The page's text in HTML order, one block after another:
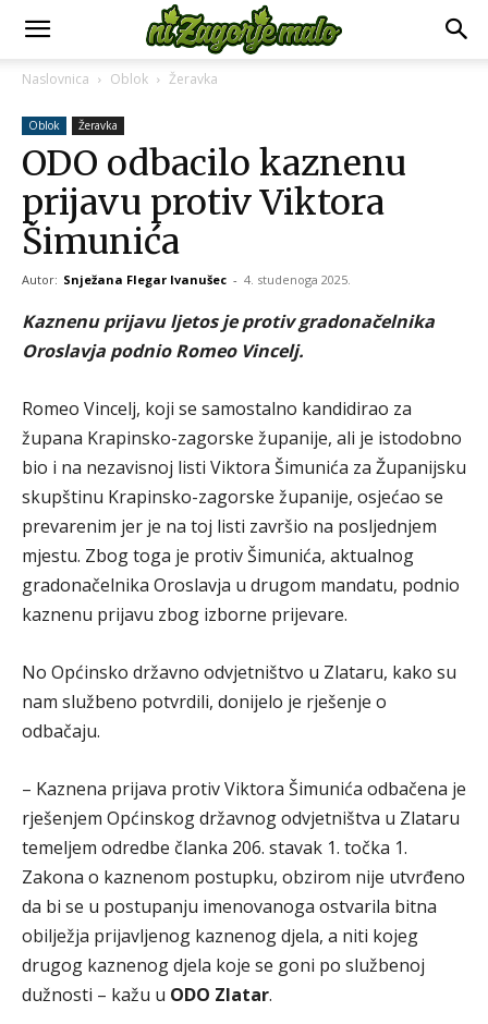
Naslovnica Oblok Žeravka
Oblok Žeravka
ODO odbacilo kaznenu
prijavu protiv Viktora
Šimunića
Autor: Snježana Flegar Ivanušec - 4. studenoga 2025.
Kaznenu prijavu ljetos je protiv gradonačelnika
Oroslavja podnio Romeo Vincelj.
Romeo Vincelj, koji se samostalno kandidirao za
župana Krapinsko-zagorske županije, ali je istodobno
bio i na nezavisnoj listi Viktora Šimunića za Županijsku
skupštinu Krapinsko-zagorske županije, osjećao se
prevarenim jer je na toj listi završio na posljednjem
mjestu. Zbog toga je protiv Šimunića, aktualnog
gradonačelnika Oroslavja u drugom mandatu, podnio
kaznenu prijavu zbog izborne prijevare.
No Općinsko državno odvjetništvo u Zlataru, kako su
nam službeno potvrdili, donijelo je rješenje o
odbačaju.
– Kaznena prijava protiv Viktora Šimunića odbačena je
rješenjem Općinskog državnog odvjetništva u Zlataru
temeljem odredbe članka 206. stavak 1. točka 1.
Zakona o kaznenom postupku, obzirom nije utvrđeno
da bi se u postupanju imenovanoga ostvarila bitna
obilježja prijavljenog kaznenog djela, a niti kojeg
drugog kaznenog djela koje se goni po službenoj
dužnosti – kažu u ODO Zlatar.